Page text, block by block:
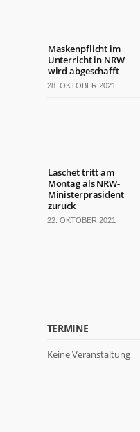
Maskenpflicht im
Unterricht in NRW
wird abgeschafft
28. OKTOBER 2021
Laschet tritt am
Montag als NRW-
Ministerpräsident
zurück
22. OKTOBER 2021
TERMINE
Keine Veranstaltung